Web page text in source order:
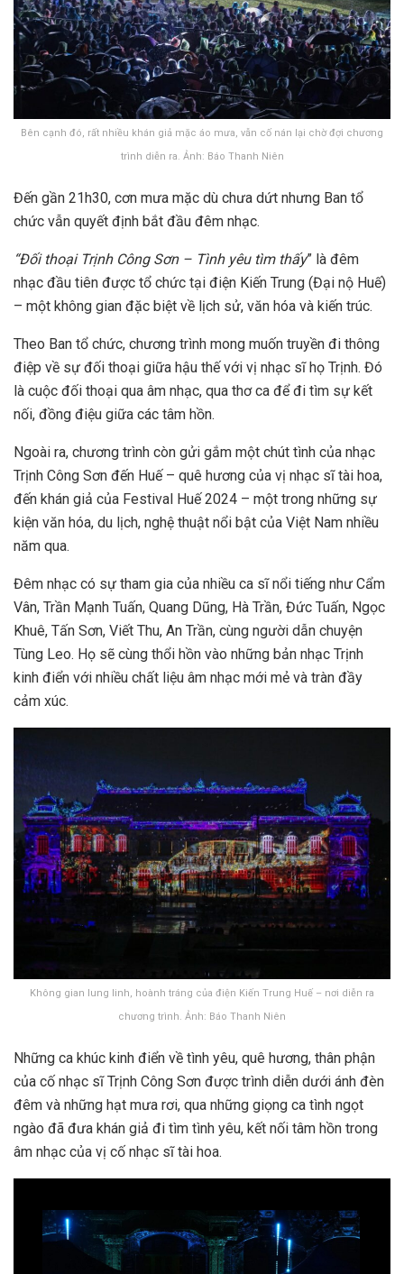
Bên cạnh đó, rất nhiều khán giả mặc áo mưa, vẫn cố nán lại chờ đợi chương
trình diễn ra. Ảnh: Báo Thanh Niên
Đến gần 21h30, cơn mưa mặc dù chưa dứt nhưng Ban tổ
chức vẫn quyết định bắt đầu đêm nhạc.
“Đối thoại Trịnh Công Sơn – Tình yêu tìm thấy” là đêm
nhạc đầu tiên được tổ chức tại điện Kiến Trung (Đại nộ Huế)
– một không gian đặc biệt về lịch sử, văn hóa và kiến trúc.
Theo Ban tổ chức, chương trình mong muốn truyền đi thông
điệp về sự đối thoại giữa hậu thế với vị nhạc sĩ họ Trịnh. Đó
là cuộc đối thoại qua âm nhạc, qua thơ ca để đi tìm sự kết
nối, đồng điệu giữa các tâm hồn.
Ngoài ra, chương trình còn gửi gắm một chút tình của nhạc
Trịnh Công Sơn đến Huế – quê hương của vị nhạc sĩ tài hoa,
đến khán giả của Festival Huế 2024 – một trong những sự
kiện văn hóa, du lịch, nghệ thuật nổi bật của Việt Nam nhiều
năm qua.
Đêm nhạc có sự tham gia của nhiều ca sĩ nổi tiếng như Cẩm
Vân, Trần Mạnh Tuấn, Quang Dũng, Hà Trần, Đức Tuấn, Ngọc
Khuê, Tấn Sơn, Viết Thu, An Trần, cùng người dẫn chuyện
Tùng Leo. Họ sẽ cùng thổi hồn vào những bản nhạc Trịnh
kinh điển với nhiều chất liệu âm nhạc mới mẻ và tràn đầy
cảm xúc.
Không gian lung linh, hoành tráng của điện Kiến Trung Huế – nơi diễn ra
chương trình. Ảnh: Báo Thanh Niên
Những ca khúc kinh điển về tình yêu, quê hương, thân phận
của cố nhạc sĩ Trịnh Công Sơn được trình diễn dưới ánh đèn
đêm và những hạt mưa rơi, qua những giọng ca tình ngọt
ngào đã đưa khán giả đi tìm tình yêu, kết nối tâm hồn trong
âm nhạc của vị cố nhạc sĩ tài hoa.